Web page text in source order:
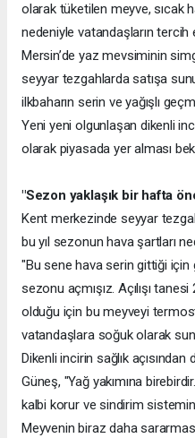
olarak tüketilen meyve, sıcak
nedeniyle vatandaşların tercih
Mersin’de yaz mevsiminin
seyyar tezgahlarda satışa
ilkbaharın serin ve yağışlı
Yeni yeni olgunlaşan dikenli
olarak piyasada yer alması
"Sezon yaklaşık bir hafta
Kent merkezinde seyyar
bu yıl sezonun hava şartları
"Bu sene hava serin gittiği için
sezonu açmışız. Açılışı
olduğu için bu meyveyi
vatandaşlara soğuk olarak
Dikenli incirin sağlık
Güneş, "Yağ yakımına
kalbi korur ve sindirim
Meyvenin biraz daha